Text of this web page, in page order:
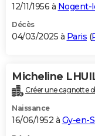
12/11/1956 à Nogent-
Décès
04/03/2025 à Paris (
Micheline
Créer une cagnotte
Naissance
16/06/1952 à Gy-en-